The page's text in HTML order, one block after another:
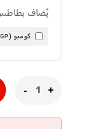
يٌضاف
كومبو (